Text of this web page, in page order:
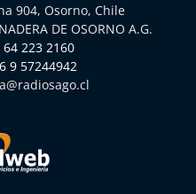
904, Osorno, Chile
DE OSORNO A.G.
64 223 2160
9 57244942